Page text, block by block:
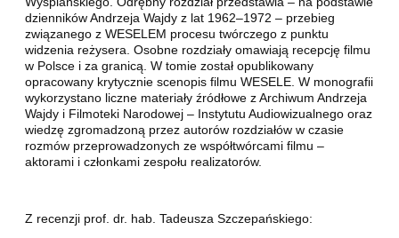
dzienników Andrzeja Wajdy z lat 1962–1972 – przebieg
związanego z WESELEM procesu twórczego z punktu
widzenia reżysera. Osobne rozdziały omawiają recepcję filmu
w Polsce i za granicą. W tomie został opublikowany
opracowany krytycznie scenopis filmu WESELE. W monografii
wykorzystano liczne materiały źródłowe z Archiwum Andrzeja
Wajdy i Filmoteki Narodowej – Instytutu Audiowizualnego oraz
wiedzę zgromadzoną przez autorów rozdziałów w czasie
rozmów przeprowadzonych ze współtwórcami filmu –
aktorami i członkami zespołu realizatorów.
Z recenzji prof. dr. hab. Tadeusza Szczepańskiego: